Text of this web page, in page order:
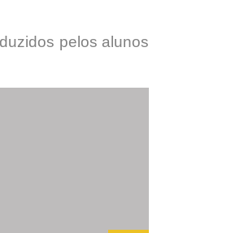
pelos alunos